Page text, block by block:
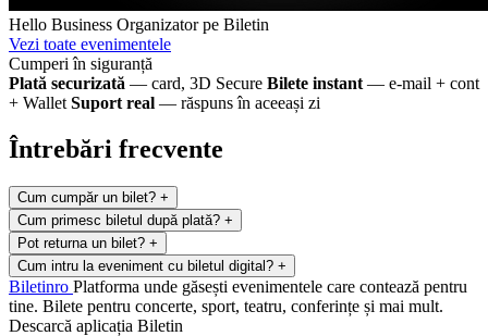
Hello Business Organizator pe Biletin
Vezi toate evenimentele
Cumperi în siguranță
Plată securizată — card, 3D Secure Bilete instant — e-mail + cont
+ Wallet Suport real — răspuns în aceeași zi
Întrebări frecvente
Cum cumpăr un bilet? +
Cum primesc biletul după plată? +
Pot returna un bilet? +
Cum intru la eveniment cu biletul digital? +
Biletinro Platforma unde găsești evenimentele care contează pentru
tine. Bilete pentru concerte, sport, teatru, conferințe și mai mult.
Descarcă aplicația Biletin